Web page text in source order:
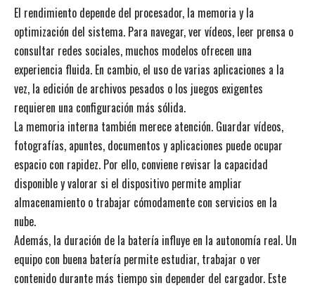
El rendimiento depende del procesador, la memoria y la
optimización del sistema. Para navegar, ver vídeos, leer prensa o
consultar redes sociales, muchos modelos ofrecen una
experiencia fluida. En cambio, el uso de varias aplicaciones a la
vez, la edición de archivos pesados o los juegos exigentes
requieren una configuración más sólida.
La memoria interna también merece atención. Guardar vídeos,
fotografías, apuntes, documentos y aplicaciones puede ocupar
espacio con rapidez. Por ello, conviene revisar la capacidad
disponible y valorar si el dispositivo permite ampliar
almacenamiento o trabajar cómodamente con servicios en la
nube.
Además, la duración de la batería influye en la autonomía real. Un
equipo con buena batería permite estudiar, trabajar o ver
contenido durante más tiempo sin depender del cargador. Este